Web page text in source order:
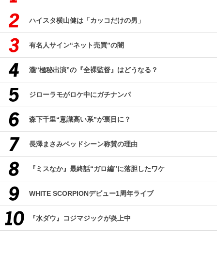
ハイスタ横山健は「カッコだけの男」
有名人サイン“ネット売買”の闇
瀧“極秘出演”の『全裸監督』はどうなる？
ジローラモがロケ中にガチナンパ
森下千里“意識高い系”が裏目に？
長澤まさみベッドシーン称賛の理由
『ミスなか』最終話“ガロ編”に落胆したワケ
WHITE SCORPIONデビュー1周年ライブ
『水ダウ』コジマジックが炎上中